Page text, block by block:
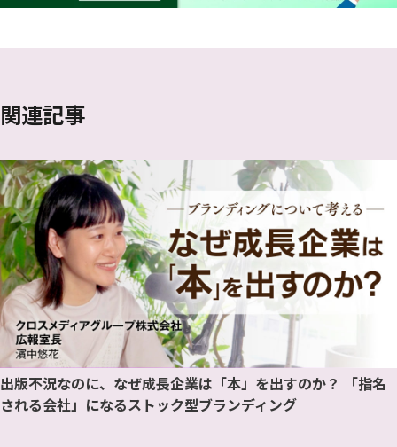
関連記事
出版不況なのに、なぜ成長企業は「本」を出すのか？ 「指名
される会社」になるストック型ブランディング